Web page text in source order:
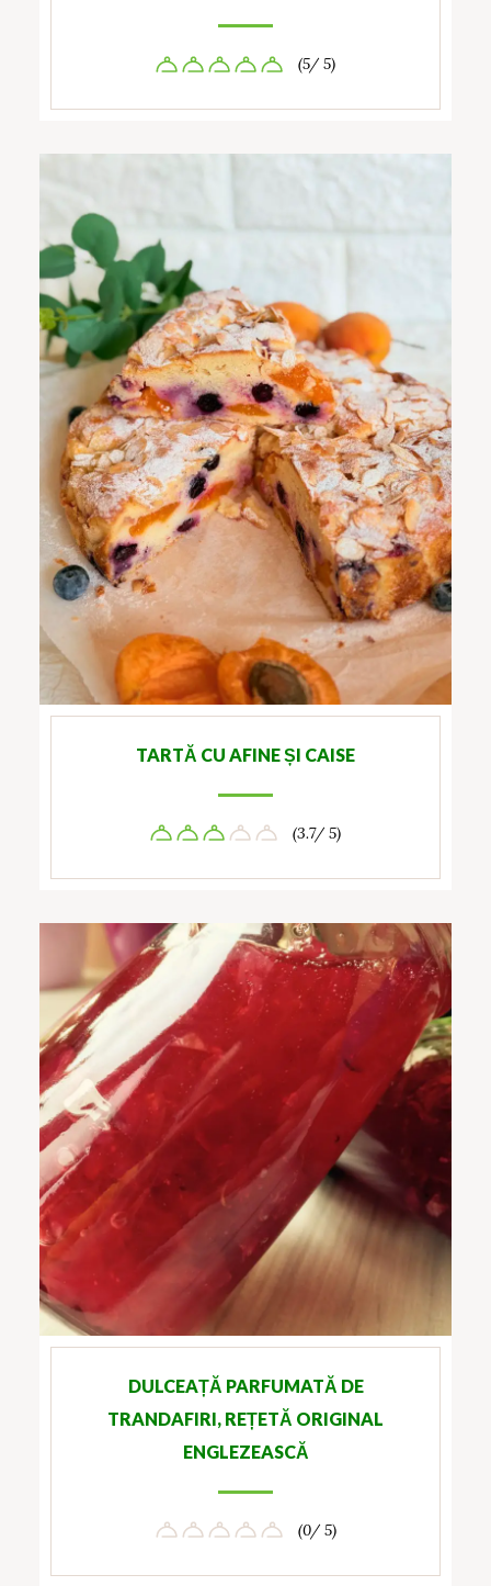
(5/ 5)
TARTĂ CU AFINE ȘI CAISE
(3.7/ 5)
DULCEAȚĂ PARFUMATĂ DE
TRANDAFIRI, REȚETĂ ORIGINAL
ENGLEZEASCĂ
(0/ 5)